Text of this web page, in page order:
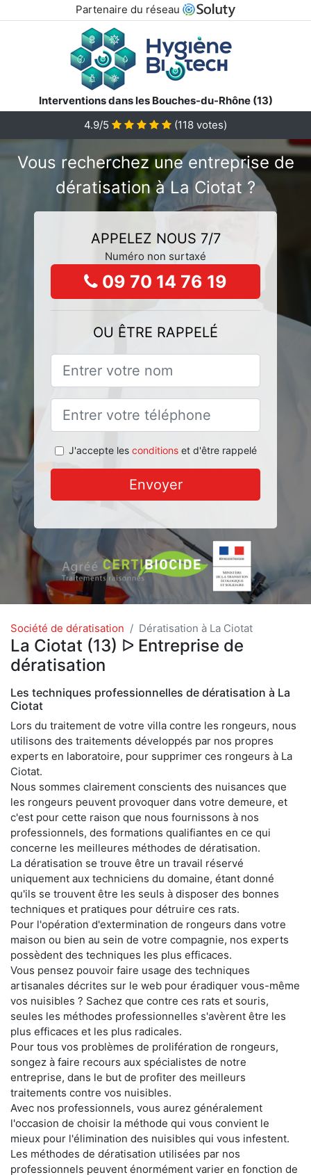
Partenaire du réseau
Interventions dans les Bouches-du-Rhône (13)
4.9/5
(118 votes)
Vous recherchez une entreprise de
dératisation à La Ciotat ?
APPELEZ NOUS 7/7
Numéro non surtaxé
09 70 14 76 19
OU ÊTRE RAPPELÉ
J'accepte les conditionset d'être rappelé
Envoyer
Société de dératisation Dératisation à La Ciotat
La Ciotat (13) ᐅ Entreprise de
dératisation
Les techniques professionnelles de dératisation à La
Ciotat
Lors du traitement de votre villa contre les rongeurs, nous
utilisons des traitements développés par nos propres
experts en laboratoire, pour supprimer ces rongeurs à La
Ciotat.
Nous sommes clairement conscients des nuisances que
les rongeurs peuvent provoquer dans votre demeure, et
c'est pour cette raison que nous fournissons à nos
professionnels, des formations qualifiantes en ce qui
concerne les meilleures méthodes de dératisation.
La dératisation se trouve être un travail réservé
uniquement aux techniciens du domaine, étant donné
qu'ils se trouvent être les seuls à disposer des bonnes
techniques et pratiques pour détruire ces rats.
Pour l'opération d'extermination de rongeurs dans votre
maison ou bien au sein de votre compagnie, nos experts
possèdent des techniques les plus efficaces.
Vous pensez pouvoir faire usage des techniques
artisanales décrites sur le web pour éradiquer vous-même
vos nuisibles ? Sachez que contre ces rats et souris,
seules les méthodes professionnelles s'avèrent être les
plus efficaces et les plus radicales.
Pour tous vos problèmes de prolifération de rongeurs,
songez à faire recours aux spécialistes de notre
entreprise, dans le but de profiter des meilleurs
traitements contre vos nuisibles.
Avec nos professionnels, vous aurez généralement
l'occasion de choisir la méthode qui vous convient le
mieux pour l'élimination des nuisibles qui vous infestent.
Les méthodes de dératisation utilisées par nos
professionnels peuvent énormément varier en fonction de